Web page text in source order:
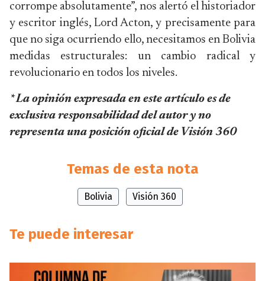
corrompe absolutamente”, nos alertó el historiador
y escritor inglés, Lord Acton, y precisamente para
que no siga ocurriendo ello, necesitamos en Bolivia
medidas estructurales: un cambio radical y
revolucionario en todos los niveles.
* La opinión expresada en este artículo es de
exclusiva responsabilidad del autor y no
representa una posición oficial de Visión 360
Temas de esta nota
Bolivia Visión 360
Te puede interesar